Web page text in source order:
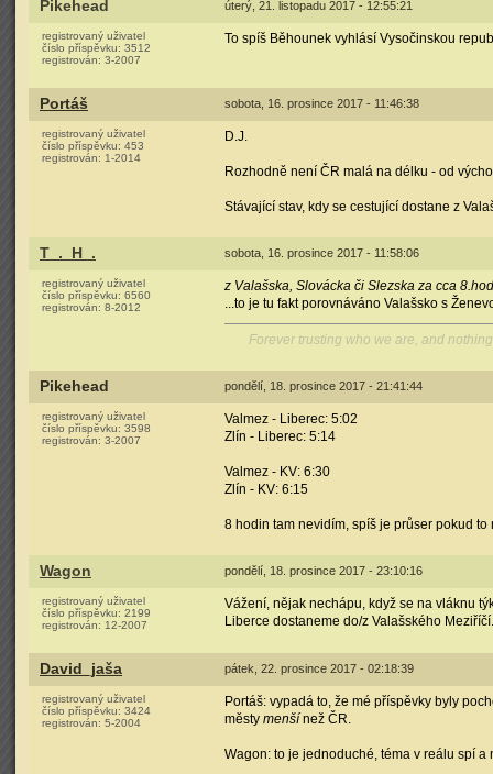
Pikehead úterý, 21. listopadu 2017 - 12:55:21
registrovaný uživatel
číslo příspěvku: 3512
registrován: 3-2007
To spíš Běhounek vyhlásí Vysočinskou
Portáš sobota, 16. prosince 2017 - 11:46:38
registrovaný uživatel
číslo příspěvku: 453
registrován: 1-2014
D.J.
Rozhodně není ČR malá na délku - od
Stávající stav, kdy se cestující dostane z
T_._H_. sobota, 16. prosince 2017 - 11:58:06
registrovaný uživatel
číslo příspěvku: 6560
registrován: 8-2012
z Valašska, Slovácka či Slezska za cca
...to je tu fakt porovnáváno Valašsko s
Forever trusting who we are, and
Pikehead pondělí, 18. prosince 2017 - 21:41:44
registrovaný uživatel
číslo příspěvku: 3598
registrován: 3-2007
Valmez - Liberec: 5:02
Zlín - Liberec: 5:14
Valmez - KV: 6:30
Zlín - KV: 6:15
8 hodin tam nevidím, spíš je průser pokud
Wagon pondělí, 18. prosince 2017 - 23:10:16
registrovaný uživatel
číslo příspěvku: 2199
registrován: 12-2007
Vážení, nějak nechápu, když se na vláknu
Liberce dostaneme do/z Valašského Meziříčí.
David_jaša pátek, 22. prosince 2017 - 02:18:39
registrovaný uživatel
číslo příspěvku: 3424
registrován: 5-2004
Portáš: vypadá to, že mé příspěvky byly
městy menší než ČR.
Wagon: to je jednoduché, téma v reálu spí